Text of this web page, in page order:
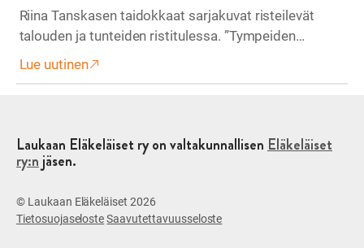
Riina Tanskasen taidokkaat sarjakuvat risteilevät
talouden ja tunteiden ristitulessa. ”Tympeiden…
Lue uutinen
Laukaan Eläkeläiset ry on valtakunnallisen Eläkeläiset
ry:n jäsen.
© Laukaan Eläkeläiset 2026
Tietosuojaseloste Saavutettavuusseloste